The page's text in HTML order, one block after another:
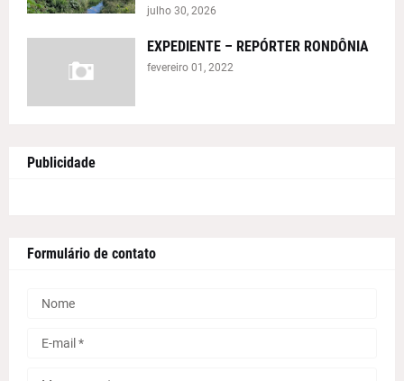
julho 30, 2026
EXPEDIENTE – REPÓRTER RONDÔNIA
fevereiro 01, 2022
Publicidade
Formulário de contato